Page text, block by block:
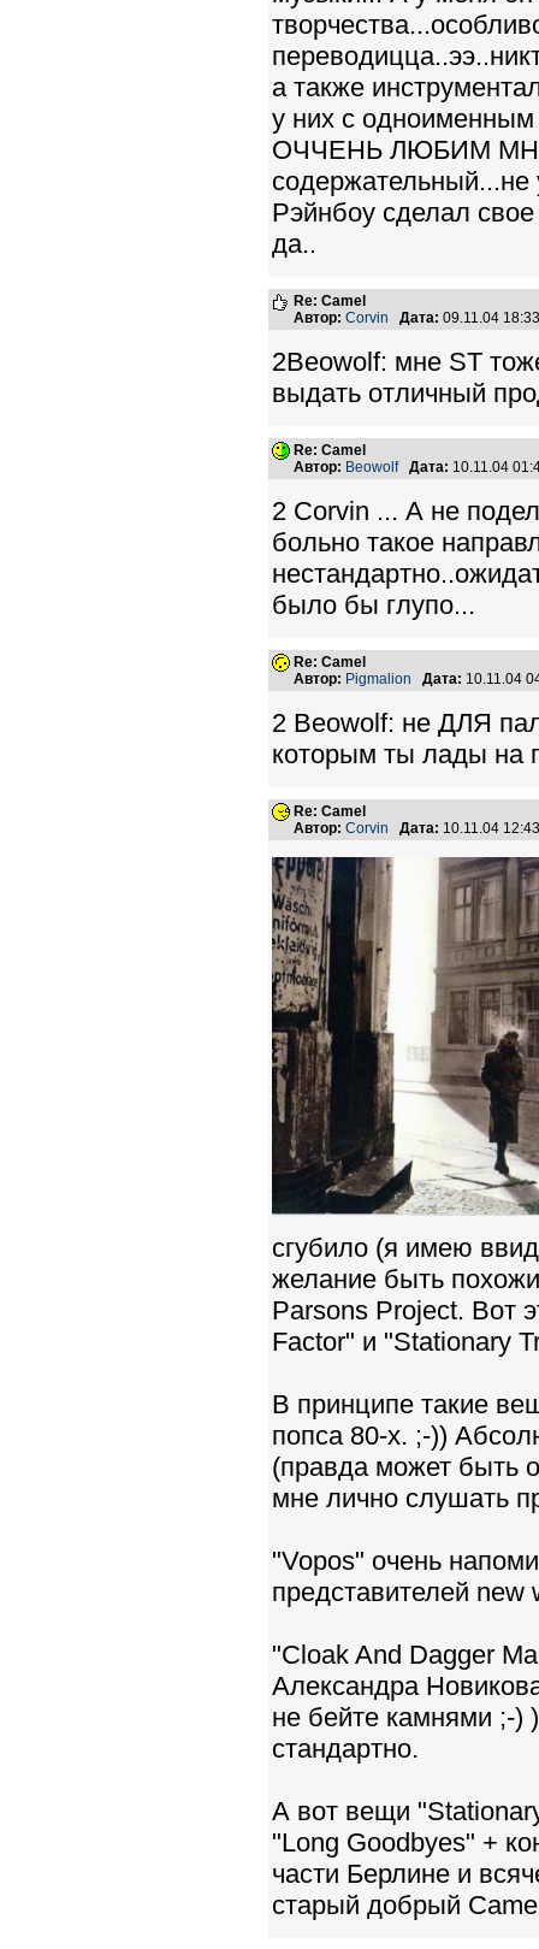
а также
у них с
ОЧЧЕНЬ ЛЮБИМ
содержательный...не
Рэйнбоу сделал
да..
Re: Camel
Автор: Corvin Дата: 09.11.04
2Beowolf: мне ST
выдать отличный
Re: Camel
Автор: Beowolf Дата: 10.11.04
2 Corvin ... А не
больно такое
было бы глупо...
Re: Camel
Автор: Pigmalion Дата: 10.11.04
2 Beowolf: не ДЛЯ
которым ты лады на
Re: Camel
Автор: Corvin Дата: 10.11.04
сгубило (я имею
желание быть
Parsons Project. Вот
Factor" и "Stationary
В принципе такие
попса 80-х. ;-))
(правда может быть
мне лично слушать
"Vopos" очень
представителей
"Cloak And Dagger
Александра
не бейте камнями ;-)
стандартно.
А вот вещи
"Long Goodbyes" +
части Берлине и
старый добрый